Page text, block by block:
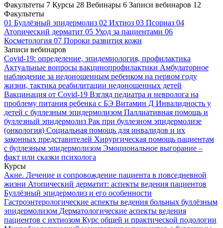
Факультеты 7 Курсы 28 Вебинары 6 Записи вебинаров 12
Факультеты
01 Буллёзный эпидермолиз 02 Ихтиоз 03 Псориаз 04
Атопический дерматит 05 Уход за пациентами 06
Косметология 07 Пороки развития кожи
Записи вебинаров
Covid-19: определение, эпидемиология, профилактика
Актуальные вопросы вакцинопрофилактики Амбулаторное
наблюдение за недоношенным ребенком на первом году
жизни, тактика реабилитации недоношенных детей
Вакцинация от Covid-19 Взгляд педиатра и невролога на
проблему питания ребенка с БЭ Витамин Д Инвалидность у
детей с буллезным эпидермолизом Паллиативная помощь и
буллезный эпидермолиз Рак при буллезном эпидермолизе
(онкология) Социальная помощь для инвалидов и их
законных представителей Хирургическая помощь пациентам
с буллезным эпидермолизом Эмоциональное выгорание –
факт или сказки психолога
Курсы
Акне. Лечение и сопровождение пациента в повседневной
жизни Атопический дерматит: аспекты ведения пациентов
Буллёзный эпидермолиз и его особенности
Гастроэнтерологические аспекты ведения больных буллёзным
эпидермолизом Дерматологические аспекты ведения
пациентов с ихтиозом Курс общей и практической подологии